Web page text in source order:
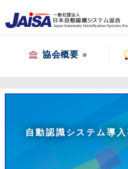
協会概要
自動認識システム導